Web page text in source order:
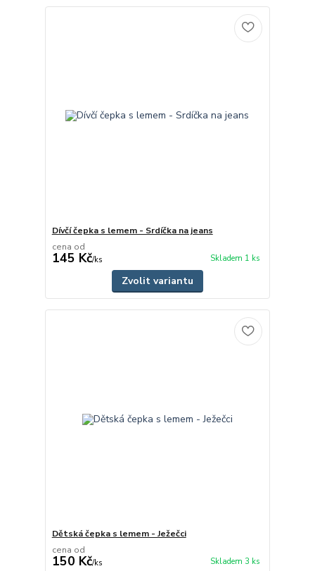
Dívčí čepka s lemem - Srdíčka na jeans
cena od
145 Kč/ks Skladem 1 ks
Zvolit variantu
Dětská čepka s lemem - Ježečci
cena od
150 Kč/ks Skladem 3 ks